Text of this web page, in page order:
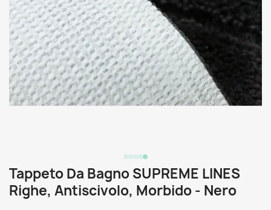
Tappeto Da Bagno SUPREME LINES
Righe, Antiscivolo, Morbido - Nero